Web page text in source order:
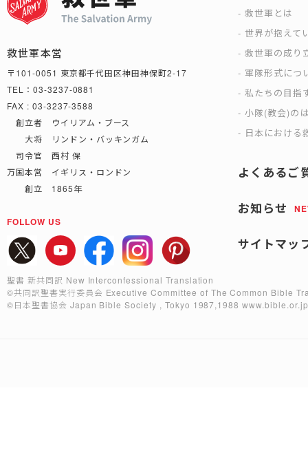
救世軍本営
〒101-0051 東京都千代田区神田神保町2-17
TEL：03-3237-0881
FAX : 03-3237-3588
創立者 ウイリアム・ブース
大将 リンドン・バッキンガム
司令官 西村 保
万国本営 イギリス・ロンドン
創立 1865年
FOLLOW US
救世軍とは
世界が抱えて
救世軍の成り
軍隊形式につ
私たちの目指
小隊(教会)の
日本における
よくあるご
お知らせ
サイトマッ
聖書 新共同訳 New Interconfessional Translation
©共同訳聖書実行委員会 Executive Committee of The Common Bible
©日本聖書協会 Japan Bible Society , Tokyo 1987,1988www.bible.or.jp